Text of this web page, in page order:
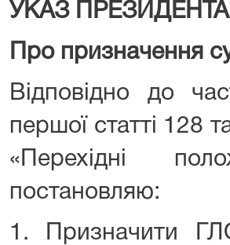
УКАЗ
Про призначення
Відповідно до
першої статті 128
«Перехідні
постановляю:
1. Призначити